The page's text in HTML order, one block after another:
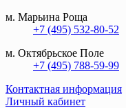
м. Марьина Роща
+7 (495) 532-80-52
м. Октябрьское Поле
+7 (495) 788-59-99
Контактная информация
Личный кабинет